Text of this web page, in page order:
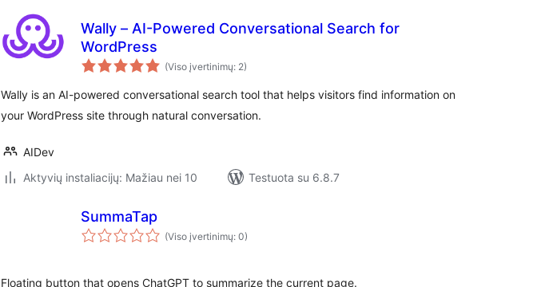
Wally – AI-Powered Conversational Search for
WordPress
(Viso įvertinimų: 2)
Wally is an AI-powered conversational search tool that helps visitors find information on
your WordPress site through natural conversation.
AIDev
Aktyvių instaliacijų: Mažiau nei 10
Testuota su 6.8.7
SummaTap
(Viso įvertinimų: 0)
Floating button that opens ChatGPT to summarize the current page.